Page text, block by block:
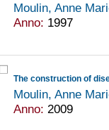
Moulin, Anne
Anno: 1997
Moulin, Anne
Anno: 2009